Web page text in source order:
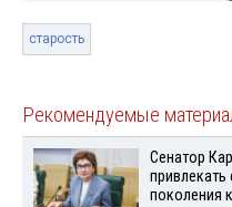
старость
Рекомендуемые
Сенатор
привлекать
поколения